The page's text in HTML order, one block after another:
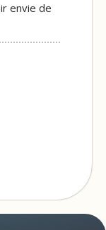
envie de